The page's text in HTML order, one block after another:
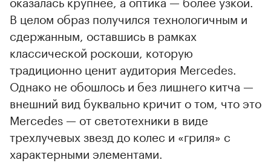
В целом образ получился технологичным и
сдержанным, оставшись в рамках
классической роскоши, которую
традиционно ценит аудитория Mercedes.
Однако не обошлось и без лишнего китча —
внешний вид буквально кричит о том, что это
Mercedes — от светотехники в виде
трехлучевых звезд до колес и «гриля» с
характерными элементами.